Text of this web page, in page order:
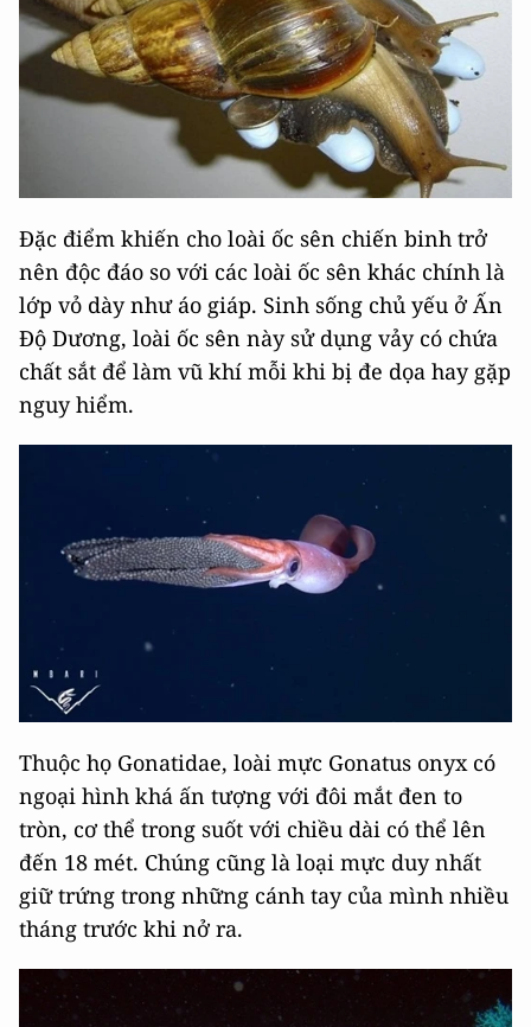
Đặc điểm khiến cho loài ốc sên chiến binh trở
nên độc đáo so với các loài ốc sên khác chính là
lớp vỏ dày như áo giáp. Sinh sống chủ yếu ở Ấn
Độ Dương, loài ốc sên này sử dụng vảy có chứa
chất sắt để làm vũ khí mỗi khi bị đe dọa hay gặp
nguy hiểm.
Thuộc họ Gonatidae, loài mực Gonatus onyx có
ngoại hình khá ấn tượng với đôi mắt đen to
tròn, cơ thể trong suốt với chiều dài có thể lên
đến 18 mét. Chúng cũng là loại mực duy nhất
giữ trứng trong những cánh tay của mình nhiều
tháng trước khi nở ra.